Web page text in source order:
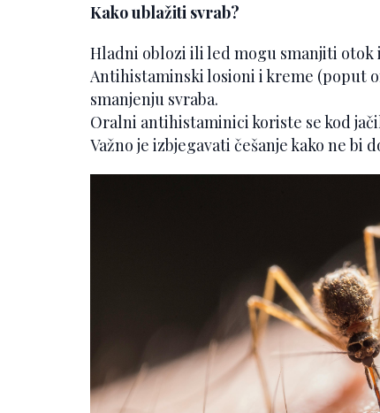
Kako ublažiti svrab?
Hladni oblozi ili led mogu smanjiti otok
Antihistaminski losioni i kreme (poput
smanjenju svraba.
Oralni antihistaminici koriste se kod
Važno je izbjegavati češanje kako ne bi